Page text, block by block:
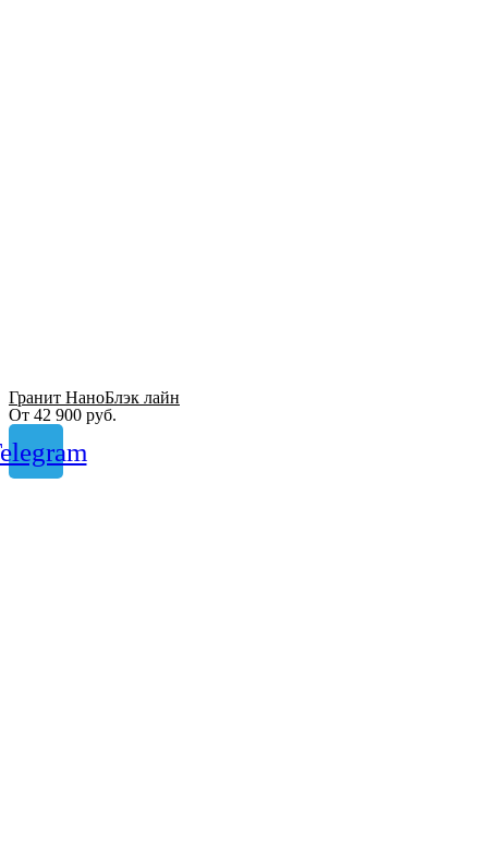
Гранит НаноБлэк лайн
От 42 900 руб.